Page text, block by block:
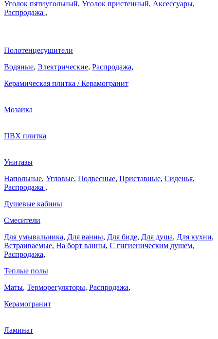
Уголок пятиугольный, Уголок пристенный, Аксессуары,
Распродажа ,
Полотенцесушители
Водяные, Электрические, Распродажа,
Керамическая плитка / Керамогранит
Мозаика
ПВХ плитка
Унитазы
Напольные, Угловые, Подвесные, Приставные, Сиденья,
Распродажа ,
Душевые кабины
Смесители
Для умывальника, Для ванны, Для биде, Для душа, Для кухни,
Встраиваемые, На борт ванны, C гигиеническим душем,
Распродажа,
Теплые полы
Маты, Терморегуляторы, Распродажа,
Керамогранит
Ламинат